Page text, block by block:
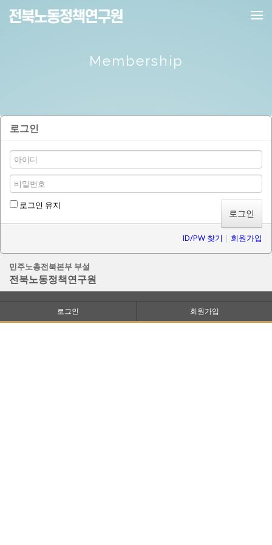
메뉴 건너뛰기
Membership
로그인
로그인 유지
ID/PW 찾기 | 회원가입
민주노총전북본부 부설
전북노동정책연구원
로그인 회원가입